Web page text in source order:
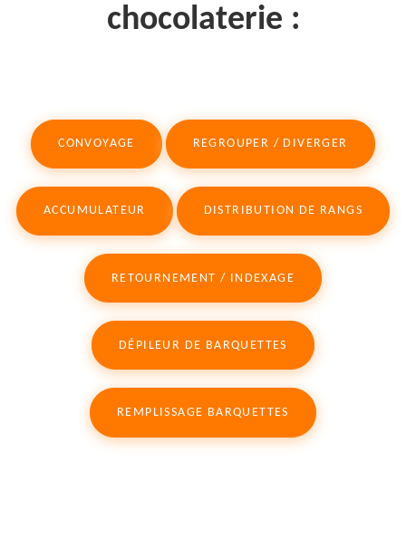
chocolaterie :
CONVOYAGE REGROUPER / DIVERGER
ACCUMULATEUR DISTRIBUTION DE RANGS
RETOURNEMENT / INDEXAGE
DÉPILEUR DE BARQUETTES
REMPLISSAGE BARQUETTES